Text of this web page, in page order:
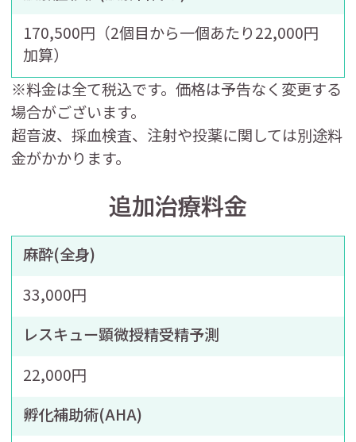
170,500円（2個目から一個あたり22,000円
加算）
※料金は全て税込です。価格は予告なく変更する
場合がございます。
超音波、採血検査、注射や投薬に関しては別途料
金がかかります。
追加治療料金
麻酔(全身)
33,000円
レスキュー顕微授精受精予測
22,000円
孵化補助術(AHA)